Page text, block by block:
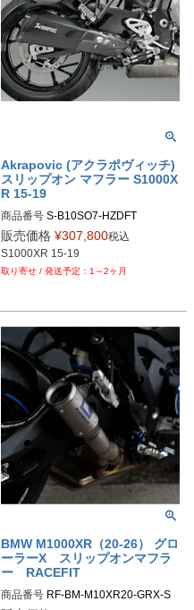
Akrapovic (アクラポヴィッチ)
スリップオン マフラー S1000X
R 15-19
商品番号 S-B10SO7-HZDFT
販売価格 ¥307,800税込
S1000XR 15-19
1～2ヶ月
BMW M1000XR（20-26） グロ
ーラーX スリップオンマフラ
ー RACEFIT
商品番号 RF-BM-M10XR20-GRX-S